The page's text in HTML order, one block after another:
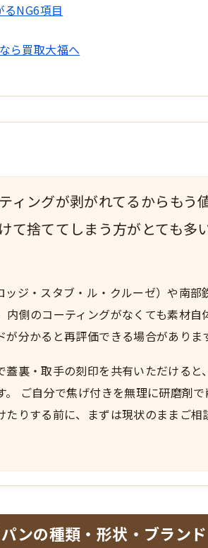
NG6項目
ら買取大福へ
ィングが剥がれてるからもう
て捨ててしまう方がとても多
ジ・スタブ・ル・クルーゼ）や南部
内側のコーティングがなくても素材自
分かると再評価できる場合がありま
蓋裏・取手の刻印を共有いただけると
。 ご自分で焦げ付きを無理に研磨剤
たりする前に、まずは現状のままご相
ンの種類・形状・ブランド